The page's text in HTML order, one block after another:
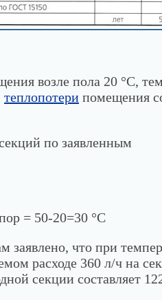
возле пола 20 °С,
теплопотери помещения
по заявленным
= 50-20=30 °С
заявлено, что при
расходе 360 л/ч на
секции составляет